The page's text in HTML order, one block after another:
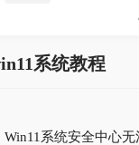
系统教程
Win11系统安全中心